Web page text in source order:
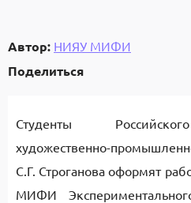
Автор: НИЯУ МИФИ
Поделиться
Студенты
художественно-
С.Г. Строганова оформят
МИФИ